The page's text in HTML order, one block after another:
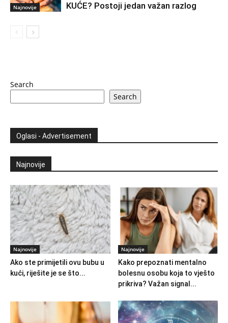
Najnovije
KUĆE? Postoji jedan važan razlog
Search
Search
Oglasi - Advertisement
Najnovije
Najnovije
Ako ste primijetili ovu bubu u
kući, riješite je se što...
Najnovije
Kako prepoznati mentalno
bolesnu osobu koja to vješto
prikriva? Važan signal...